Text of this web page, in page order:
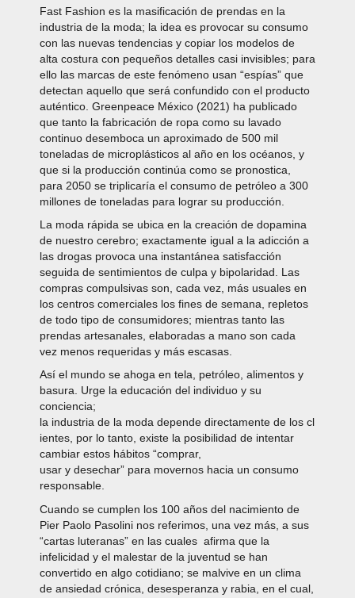
Fast Fashion es la masificación de prendas en la
industria de la moda; la idea es provocar su consumo
con las nuevas tendencias y copiar los modelos de
alta costura con pequeños detalles casi invisibles; para
ello las marcas de este fenómeno usan “espías” que
detectan aquello que será confundido con el producto
auténtico. Greenpeace México (2021) ha publicado
que tanto la fabricación de ropa como su lavado
continuo desemboca un aproximado de 500 mil
toneladas de microplásticos al año en los océanos, y
que si la producción continúa como se pronostica,
para 2050 se triplicaría el consumo de petróleo a 300
millones de toneladas para lograr su producción.
La moda rápida se ubica en la creación de dopamina
de nuestro cerebro; exactamente igual a la adicción a
las drogas provoca una instantánea satisfacción
seguida de sentimientos de culpa y bipolaridad. Las
compras compulsivas son, cada vez, más usuales en
los centros comerciales los fines de semana, repletos
de todo tipo de consumidores; mientras tanto las
prendas artesanales, elaboradas a mano son cada
vez menos requeridas y más escasas.
Así el mundo se ahoga en tela, petróleo, alimentos y
basura. Urge la educación del individuo y su
conciencia;
la industria de la moda depende directamente de los cl
ientes, por lo tanto, existe la posibilidad de intentar
cambiar estos hábitos “comprar,
usar y desechar” para movernos hacia un consumo
responsable.
Cuando se cumplen los 100 años del nacimiento de
Pier Paolo Pasolini nos referimos, una vez más, a sus
“cartas luteranas” en las cuales afirma que la
infelicidad y el malestar de la juventud se han
convertido en algo cotidiano; se malvive en un clima
de ansiedad crónica, desesperanza y rabia, en el cual,